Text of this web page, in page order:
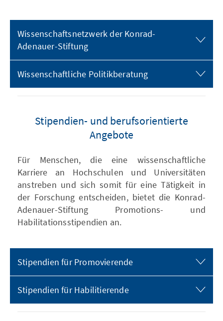
Wissenschaftsnetzwerk der Konrad-
Adenauer-Stiftung
Wissenschaftliche Politikberatung
Stipendien- und berufsorientierte
Angebote
Für Menschen, die eine wissenschaftliche
Karriere an Hochschulen und Universitäten
anstreben und sich somit für eine Tätigkeit in
der Forschung entscheiden, bietet die Konrad-
Adenauer-Stiftung Promotions- und
Habilitationsstipendien an.
Stipendien für Promovierende
Stipendien für Habilitierende